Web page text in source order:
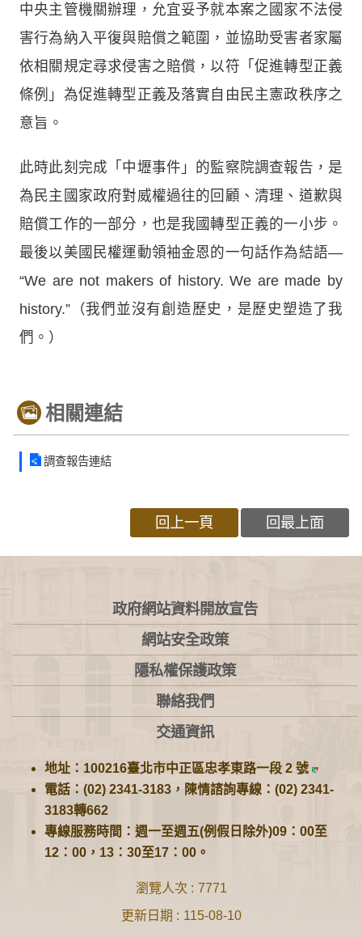
中央主管機關辦理，允宜妥予就本案之國家不法侵
害行為納入平復與賠償之範圍，並協助受害者家屬
依相關規定尋求侵害之賠償，以符「促進轉型正義
條例」為促進轉型正義及落實自由民主憲政秩序之
意旨。
此時此刻完成「中壢事件」的監察院調查報告，是
為民主國家政府對威權過往的回顧、清理、道歉與
賠償工作的一部分，也是我國轉型正義的一小步。
最後以美國民權運動領袖金恩的一句話作為結語—
“We are not makers of history. We are made by
history.”（我們並沒有創造歷史，是歷史塑造了我
們。）
相關連結
調查報告連結
回上一頁 回最上面
:::
政府網站資料開放宣告
網站安全政策
隱私權保護政策
聯絡我們
交通資訊
地址：100216臺北市中正區忠孝東路一段 2 號
電話：(02) 2341-3183，陳情諮詢專線：(02) 2341-
3183轉662
專線服務時間：週一至週五(例假日除外)09：00至
12：00，13：30至17：00。
瀏覽人次
7771
更新日期
115-08-10